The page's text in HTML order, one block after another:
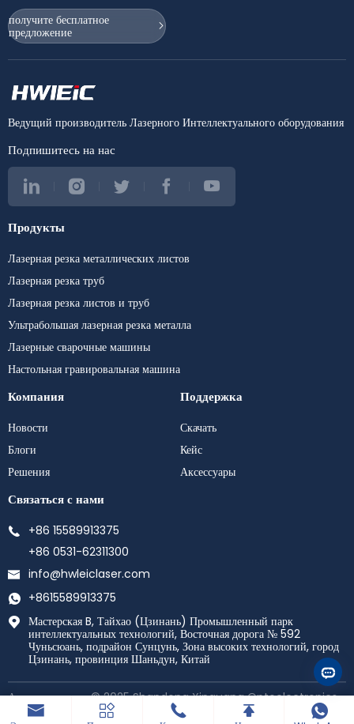
получите бесплатное
предложение
Ведущий производитель Лазерного Интеллектуального оборудования
Подпишитесь на нас
Продукты
Лазерная резка металлических листов
Лазерная резка труб
Лазерная резка листов и труб
Ультрабольшая лазерная резка металла
Лазерные сварочные машины
Настольная гравировальная машина
Компания
Новости
Блоги
Решения
Поддержка
Скачать
Кейс
Аксессуары
Связаться с нами
+86 15589913375
+86 0531-62311300
info@hwleiclaser.com
+8615589913375
Мастерская B, Тайхао (Цзинань) Промышленный парк
интеллектуальных технологий, Восточная дорога № 592
Чуньсюань, подрайон Сунцунь, Зона высоких технологий, город
Цзинань, провинция Шаньдун, Китай
Авторское право © 2025 Shandong Xinguang Optoelectronics
Technology Co., Ltd. Все права защищены.
Работает от